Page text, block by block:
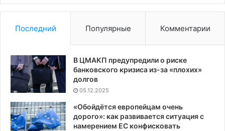
Последний Популярные Комментарии
В ЦМАКП предупредили о риске
банковского кризиса из-за «плохих»
долгов
05.12.2025
«Обойдётся европейцам очень
дорого»: как развивается ситуация с
намерением ЕС конфисковать